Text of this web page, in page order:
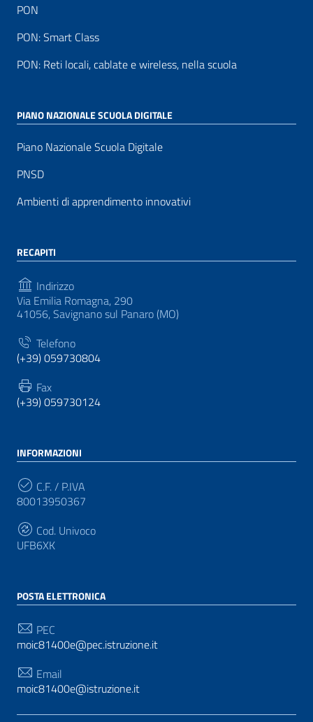
PON
PON: Smart Class
PON: Reti locali, cablate e wireless, nella scuola
PIANO NAZIONALE SCUOLA DIGITALE
Piano Nazionale Scuola Digitale
PNSD
Ambienti di apprendimento innovativi
RECAPITI
Indirizzo
Via Emilia Romagna, 290
41056, Savignano sul Panaro (MO)
Telefono
(+39) 059730804
Fax
(+39) 059730124
INFORMAZIONI
C.F. / P.IVA
80013950367
Cod. Univoco
UFB6XK
POSTA ELETTRONICA
PEC
moic81400e@pec.istruzione.it
Email
moic81400e@istruzione.it